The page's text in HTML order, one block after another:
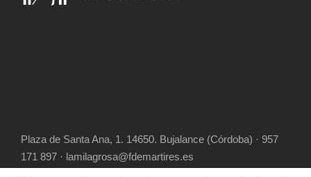
Plaza de Santa Ana, 1. 14650. Bujalance (Córdoba) · 957
171 897 · lamilagrosa@fdemartires.es